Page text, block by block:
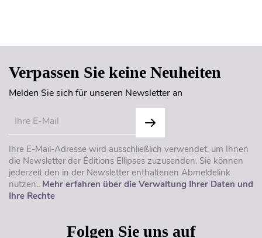
Verpassen Sie keine Neuheiten
Melden Sie sich für unseren Newsletter an
Ihre E-Mail-Adresse wird ausschließlich verwendet, um Ihnen
die Newsletter der Éditions Ellipses zuzusenden. Sie können
jederzeit den in der Newsletter enthaltenen Abmeldelink
nutzen.. Mehr erfahren über die Verwaltung Ihrer Daten und
Ihre Rechte
Folgen Sie uns auf